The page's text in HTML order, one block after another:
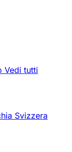
Vedi tutti
Svizzera